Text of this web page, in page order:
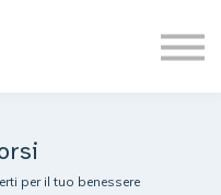
per il tuo benessere